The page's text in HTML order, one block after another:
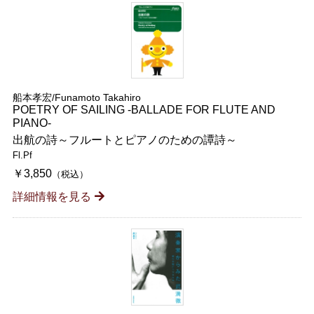
船本孝宏/Funamoto Takahiro
POETRY OF SAILING -BALLADE FOR FLUTE AND
PIANO-
出航の詩～フルートとピアノのための譚詩～
Fl.Pf
￥3,850（税込）
詳細情報を見る